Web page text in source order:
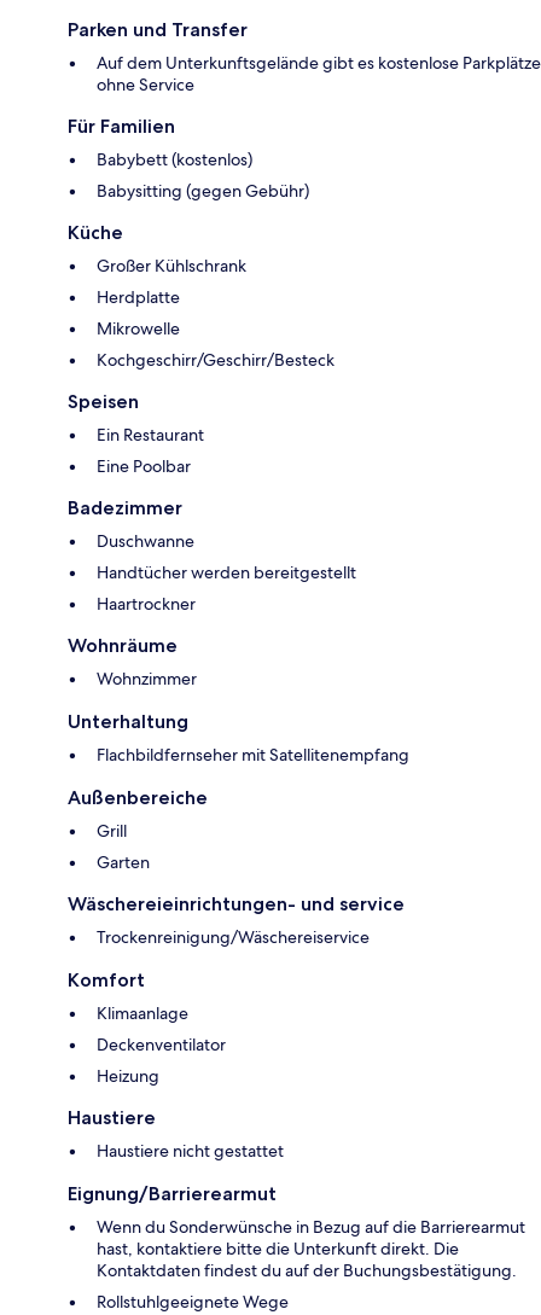
Parken und Transfer
Auf dem Unterkunftsgelände gibt es kostenlose Parkplätze
ohne Service
Für Familien
Babybett (kostenlos)
Babysitting (gegen Gebühr)
Küche
Großer Kühlschrank
Herdplatte
Mikrowelle
Kochgeschirr/Geschirr/Besteck
Speisen
Ein Restaurant
Eine Poolbar
Badezimmer
Duschwanne
Handtücher werden bereitgestellt
Haartrockner
Wohnräume
Wohnzimmer
Unterhaltung
Flachbildfernseher mit Satellitenempfang
Außenbereiche
Grill
Garten
Wäschereieinrichtungen- und service
Trockenreinigung/Wäschereiservice
Komfort
Klimaanlage
Deckenventilator
Heizung
Haustiere
Haustiere nicht gestattet
Eignung/Barrierearmut
Wenn du Sonderwünsche in Bezug auf die Barrierearmut
hast, kontaktiere bitte die Unterkunft direkt. Die
Kontaktdaten findest du auf der Buchungsbestätigung.
Rollstuhlgeeignete Wege